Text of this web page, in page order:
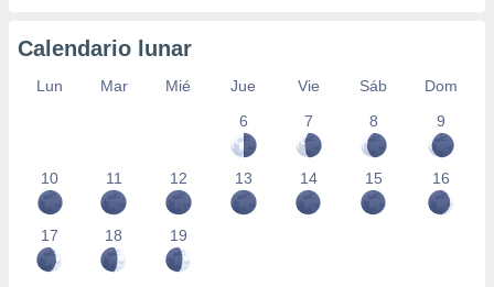
Calendario lunar
Lun Mar Mié Jue Vie Sáb
Dom
6
7 8 9
10 11 12 13 14 15 16
17 18 19